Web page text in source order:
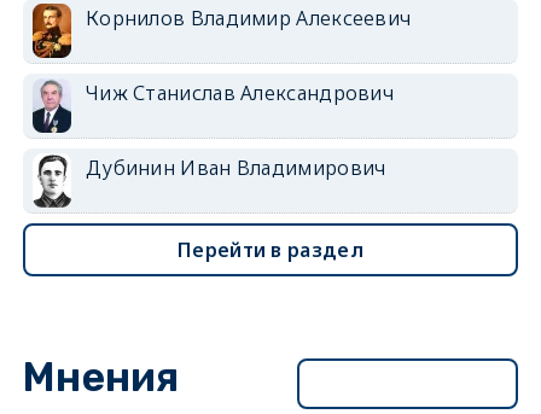
Корнилов Владимир Алексеевич
Чиж Станислав Александрович
Дубинин Иван Владимирович
Перейти в раздел
Мнения